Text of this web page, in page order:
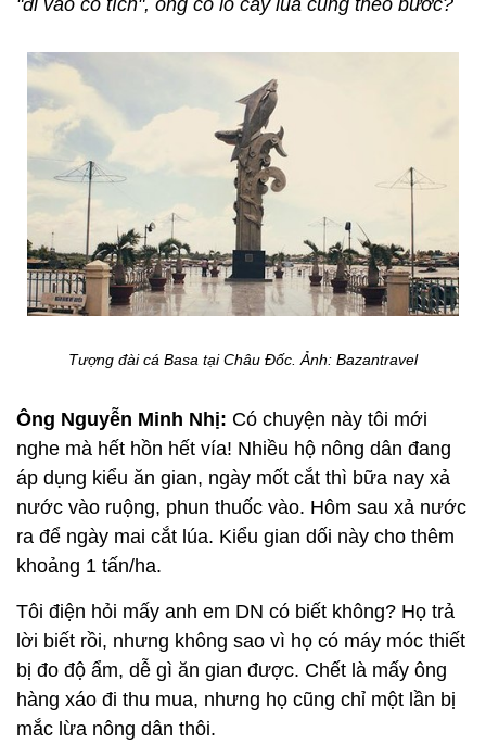
"đi vào cổ tích", ông có lo cây lúa cũng theo bước?
Tượng đài cá Basa tại Châu Đốc. Ảnh: Bazantravel
Ông Nguyễn Minh Nhị: Có chuyện này tôi mới
nghe mà hết hồn hết vía! Nhiều hộ nông dân đang
áp dụng kiểu ăn gian, ngày mốt cắt thì bữa nay xả
nước vào ruộng, phun thuốc vào. Hôm sau xả nước
ra để ngày mai cắt lúa. Kiểu gian dối này cho thêm
khoảng 1 tấn/ha.
Tôi điện hỏi mấy anh em DN có biết không? Họ trả
lời biết rồi, nhưng không sao vì họ có máy móc thiết
bị đo độ ẩm, dễ gì ăn gian được. Chết là mấy ông
hàng xáo đi thu mua, nhưng họ cũng chỉ một lần bị
mắc lừa nông dân thôi.